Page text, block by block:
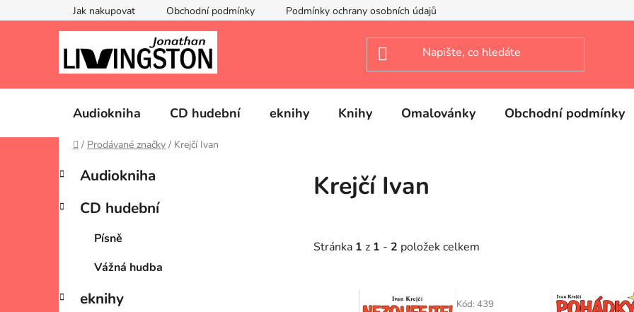
na
Jak nakupovat Obchodní podmínky Podmínky ochrany osobních údajů
Audiokniha CD hudební eknihy Knihy Omalovánky Obchodní podmínky
Domů
/ Prodávané značky / Krejčí Ivan
P
s
n
Přeskočit
kategorie
K
a
e
e
Audiokniha
CD hudební
Písně
Vážná hudba
eknihy
Krejčí Ivan
Stránka 1 z 1 - 2 položek celkem
Kód: 439